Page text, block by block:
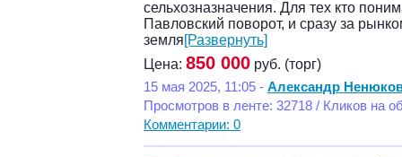
сельхозназначения. Для тех кто
Павловский поворот, и сразу за
земля[Развернуть]
Цена: 850 000 руб. (торг)
15 мая 2025, 11:05 - Александр
Просмотров в ленте: 32718 / Кликов на
Комментарии: 0